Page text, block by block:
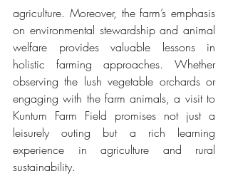
agriculture. Moreover, the farm’s emphasis
on environmental stewardship and animal
welfare provides valuable lessons in
holistic farming approaches. Whether
observing the lush vegetable orchards or
engaging with the farm animals, a visit to
Kuntum Farm Field promises not just a
leisurely outing but a rich learning
experience in agriculture and rural
sustainability.